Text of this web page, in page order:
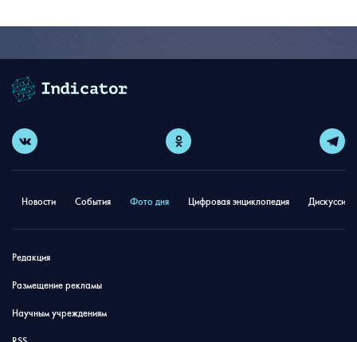
Новости События Фото дня Цифровая энциклопедия
Редакция
Размещение рекламы
Научным учреждениям